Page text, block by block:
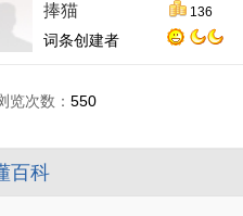
捧猫 136
词条创建者
览次数： 550
百科